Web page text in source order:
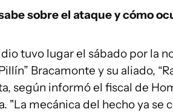
sabe sobre el ataque y cómo
tuvo lugar el sábado por la
Bracamonte y su aliado,
según informó el fiscal de
"La mecánica del hecho ya se